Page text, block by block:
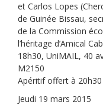
et Carlos Lopes
de Guinée Bissau,
de la Commission
l’héritage d’Amical
18h30, UniMAIL, 40
M2150
Apéritif offert à 20h30
Jeudi 19 mars 2015